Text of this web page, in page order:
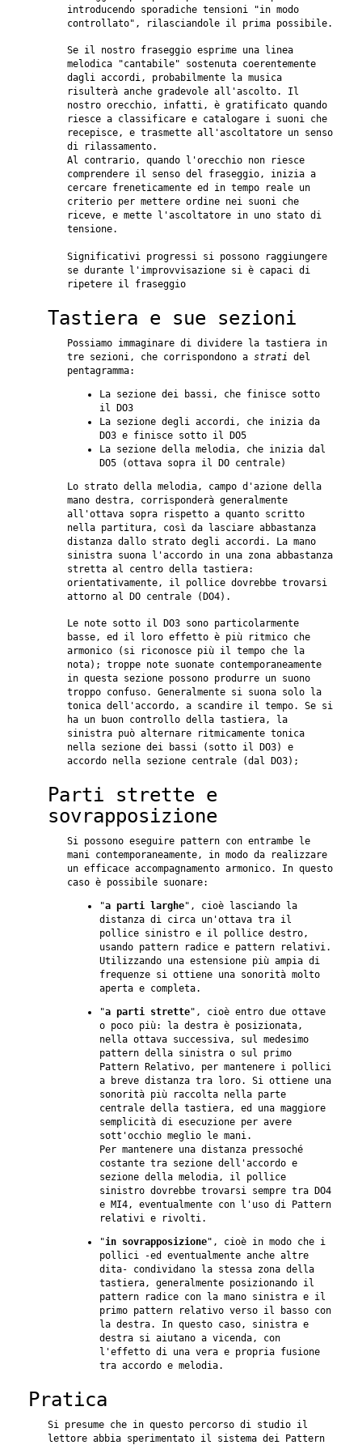
introducendo sporadiche tensioni "in modo
controllato", rilasciandole il prima possibile.
Se il nostro fraseggio esprime una linea
melodica "cantabile" sostenuta coerentemente
dagli accordi, probabilmente la musica
risulterà anche gradevole all'ascolto. Il
nostro orecchio, infatti, è gratificato quando
riesce a classificare e catalogare i suoni che
recepisce, e trasmette all'ascoltatore un senso
di rilassamento.
Al contrario, quando l'orecchio non riesce
comprendere il senso del fraseggio, inizia a
cercare freneticamente ed in tempo reale un
criterio per mettere ordine nei suoni che
riceve, e mette l'ascoltatore in uno stato di
tensione.
Significativi progressi si possono raggiungere
se durante l'improvvisazione si è capaci di
ripetere il fraseggio
Tastiera e sue sezioni
Possiamo immaginare di dividere la tastiera in
tre sezioni, che corrispondono a strati del
pentagramma:
La sezione dei bassi, che finisce sotto
il DO3
La sezione degli accordi, che inizia da
DO3 e finisce sotto il DO5
La sezione della melodia, che inizia dal
DO5 (ottava sopra il DO centrale)
Lo strato della melodia, campo d'azione della
mano destra, corrisponderà generalmente
all'ottava sopra rispetto a quanto scritto
nella partitura, così da lasciare abbastanza
distanza dallo strato degli accordi. La mano
sinistra suona l'accordo in una zona abbastanza
stretta al centro della tastiera:
orientativamente, il pollice dovrebbe trovarsi
attorno al DO centrale (DO4).
Le note sotto il DO3 sono particolarmente
basse, ed il loro effetto è più ritmico che
armonico (si riconosce più il tempo che la
nota); troppe note suonate contemporaneamente
in questa sezione possono produrre un suono
troppo confuso. Generalmente si suona solo la
tonica dell'accordo, a scandire il tempo. Se si
ha un buon controllo della tastiera, la
sinistra può alternare ritmicamente tonica
nella sezione dei bassi (sotto il DO3) e
accordo nella sezione centrale (dal DO3);
Parti strette e
sovrapposizione
Si possono eseguire pattern con entrambe le
mani contemporaneamente, in modo da realizzare
un efficace accompagnamento armonico. In questo
caso è possibile suonare:
"a parti larghe", cioè lasciando la
distanza di circa un'ottava tra il
pollice sinistro e il pollice destro,
usando pattern radice e pattern relativi.
Utilizzando una estensione più ampia di
frequenze si ottiene una sonorità molto
aperta e completa.
"a parti strette", cioè entro due ottave
o poco più: la destra è posizionata,
nella ottava successiva, sul medesimo
pattern della sinistra o sul primo
Pattern Relativo, per mantenere i pollici
a breve distanza tra loro. Si ottiene una
sonorità più raccolta nella parte
centrale della tastiera, ed una maggiore
semplicità di esecuzione per avere
sott'occhio meglio le mani.
Per mantenere una distanza pressoché
costante tra sezione dell'accordo e
sezione della melodia, il pollice
sinistro dovrebbe trovarsi sempre tra DO4
e MI4, eventualmente con l'uso di Pattern
relativi e rivolti.
"in sovrapposizione", cioè in modo che i
pollici -ed eventualmente anche altre
dita- condividano la stessa zona della
tastiera, generalmente posizionando il
pattern radice con la mano sinistra e il
primo pattern relativo verso il basso con
la destra. In questo caso, sinistra e
destra si aiutano a vicenda, con
l'effetto di una vera e propria fusione
tra accordo e melodia.
Pratica
Si presume che in questo percorso di studio il
lettore abbia sperimentato il sistema dei Pattern